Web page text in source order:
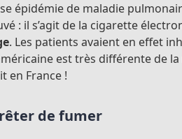
épidémie de maladie
: il s’agit de la cigarette
. Les patients avaient en effet
est très différente de
en France !
de fumer